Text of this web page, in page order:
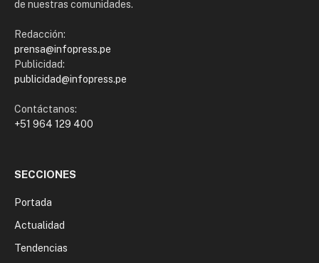
de nuestras comunidades.
Redacción:
prensa@infopress.pe
Publicidad:
publicidad@infopress.pe
Contáctanos:
+51 964 129 400
SECCIONES
Portada
Actualidad
Tendencias